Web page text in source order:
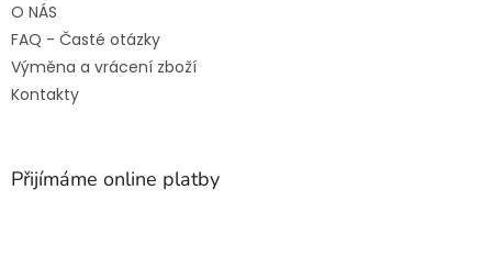
O NÁS
FAQ - Časté otázky
Výměna a vrácení zboží
Kontakty
Přijímáme online platby